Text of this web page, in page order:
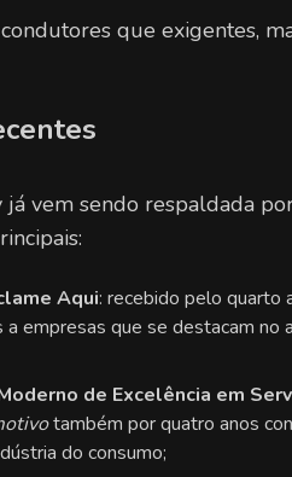
que exigentes,
vem sendo respaldada
Aqui: recebido pelo quarto
empresas que se destacam
de Excelência em
também por quatro anos
do consumo;